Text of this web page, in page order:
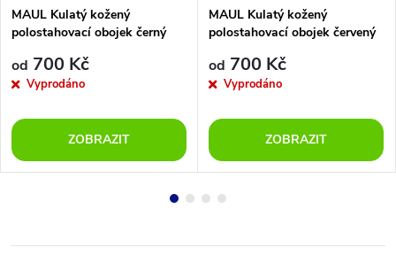
MAUL Kulatý kožený
polostahovací obojek černý
od 700 Kč
Vyprodáno
ZOBRAZIT
MAUL Kulatý kožený
polostahovací obojek červený
od 700 Kč
Vyprodáno
ZOBRAZIT